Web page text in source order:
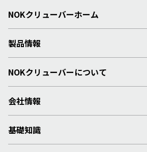
NOKクリューバーホーム
製品情報
NOKクリューバーについて
会社情報
基礎知識